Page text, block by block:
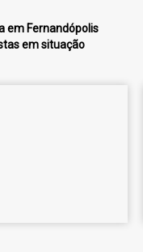
em Fernandópolis
em situação